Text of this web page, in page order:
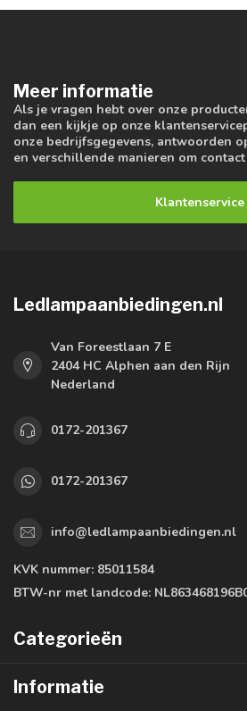
Meer informatie
Als je vragen hebt over onze
dan een kijkje op onze
onze bedrijfsgegevens, antwoorden
en verschillende manieren om
Klantenservice
Ledlampaanbiedingen.nl
Van Foreestlaan 7 E
2404 HC Alphen aan den Rijn
Nederland
0172-201367
0172-201367
info@ledlampaanbiedingen.nl
KVK nummer: 85011584
BTW-nr met landcode:
Categorieën
Informatie